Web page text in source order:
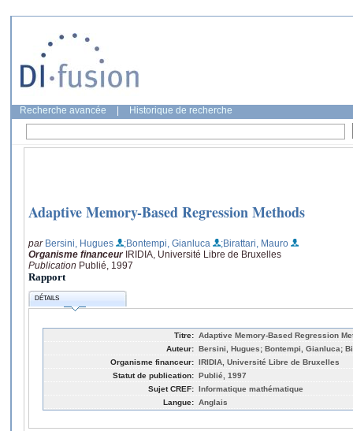
Recherche avancée Historique de recherche
Adaptive Memory-Based Regression Methods
par Bersini, Hugues ;Bontempi, Gianluca
;Birattari, Mauro
Organisme financeur IRIDIA, Université Libre de Bruxelles
Publication Publié, 1997
Rapport
DÉTAILS
Titre: Adaptive Memory-Based Regression
Auteur: Bersini, Hugues; Bontempi, Gianluca;
Organisme financeur: IRIDIA, Université Libre de Bruxelles
Statut de publication: Publié, 1997
Sujet CREF: Informatique mathématique
Langue: Anglais